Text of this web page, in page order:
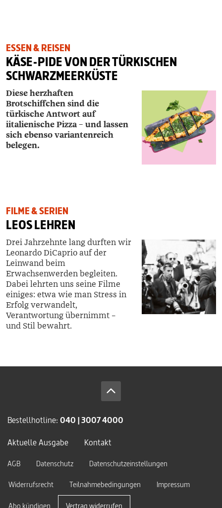
ESSEN & REISEN
KÄSE-PIDE VON DER TÜRKISCHEN
SCHWARZMEERKÜSTE
Diese herzhaften
Brotschiffchen sind die
türkische Antwort auf
iitalienische Pizza – und lassen
sich ebenso variantenreich
belegen.
FILME & SERIEN
LEOS LEHREN
Drei Jahrzehnte lang durften wir
Leonardo DiCaprio auf der
Leinwand beim
Erwachsenwerden begleiten.
Dabei lehrten uns seine Filme
einiges: etwa wie man Stress in
Erfolg verwandelt,
Verantwortung übernimmt –
und Stil bewahrt.
Bestellhotline: 040 | 3007 4000
Aktuelle Ausgabe
Kontakt
AGB Datenschutz
Datenschutzeinstellungen
Widerrufsrecht
Teilnahmebedingungen Impressum
Abo kündigen Vertrag widerrufen